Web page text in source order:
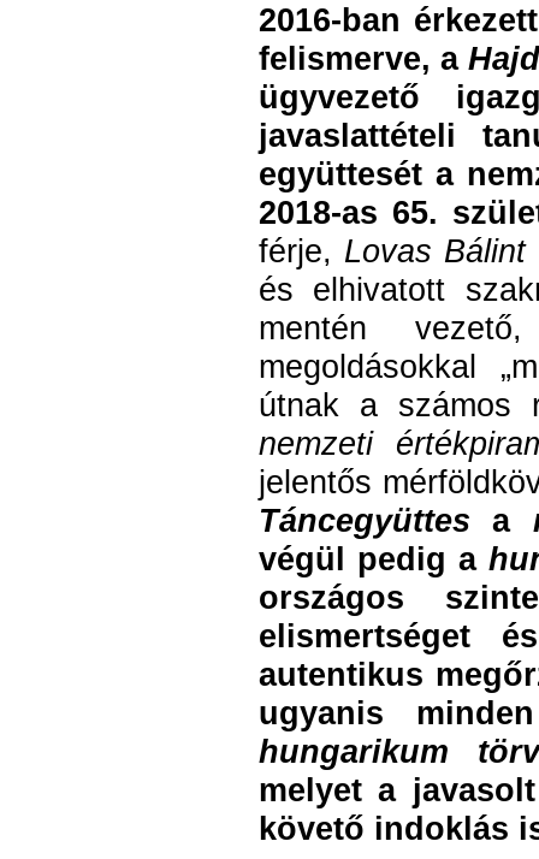
2016-ban
felismerve, a
ügyvezető
javaslattételi
együttesét a
2018-as 65.
férje, Lovas Bálint
és elhivatott
mentén
megoldásokkal
útnak a számos
nemzeti
jelentős
Táncegyüttes a
végül pedig a
országos
elismertséget
autentikus
ugyanis
hungarikum
melyet a
követő indoklás